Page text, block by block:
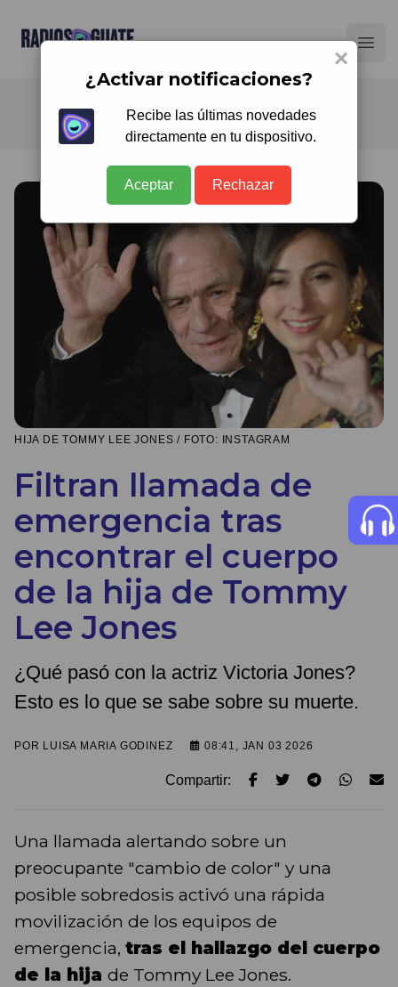
Radios Guate
HIJA DE TOMMY LEE JONES / FOTO: INSTAGRAM
Filtran llamada de
emergencia tras
encontrar el cuerpo
de la hija de Tommy
Lee Jones
¿Qué pasó con la actriz Victoria Jones?
Esto es lo que se sabe sobre su muerte.
POR LUISA MARIA GODINEZ 08:41, JAN 03 2026
Compartir:
Una llamada alertando sobre un
preocupante "cambio de color" y una
posible sobredosis activó una rápida
movilización de los equipos de
emergencia, tras el hallazgo del cuerpo
de la hija de Tommy Lee Jones.
×
¿Activar notificaciones?
Recibe las últimas novedades
directamente en tu dispositivo.
Aceptar Rechazar